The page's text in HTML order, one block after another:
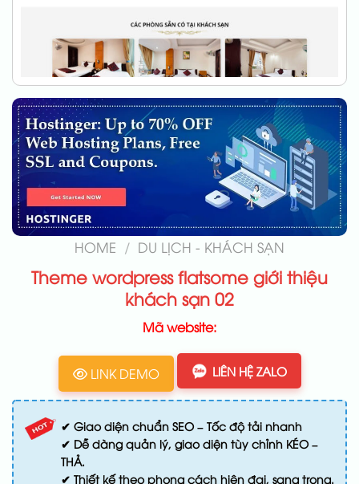
HOME / DU LỊCH - KHÁCH SẠN
Theme wordpress flatsome giới thiệu
khách sạn 02
Mã website:
LINK DEMO LIÊN HỆ ZALO
✔ Giao diện chuẩn SEO – Tốc độ tải nhanh
✔ Dễ dàng quản lý, giao diện tùy chỉnh KÉO –
THẢ.
✔ Thiết kế theo phong cách hiện đại, sang trọng.